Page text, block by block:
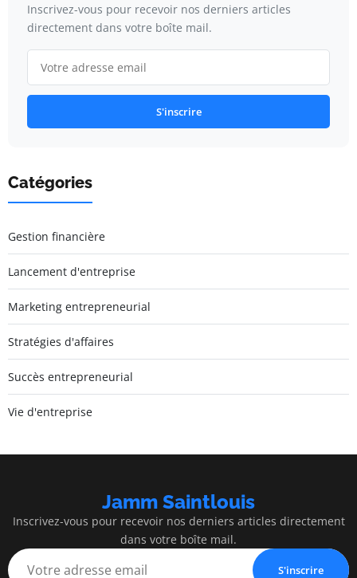
Inscrivez-vous pour recevoir nos derniers articles
directement dans votre boîte mail.
S'inscrire
Catégories
Gestion financière
Lancement d'entreprise
Marketing entrepreneurial
Stratégies d'affaires
Succès entrepreneurial
Vie d'entreprise
Jamm Saintlouis
Inscrivez-vous pour recevoir nos derniers articles directement
dans votre boîte mail.
S'inscrire